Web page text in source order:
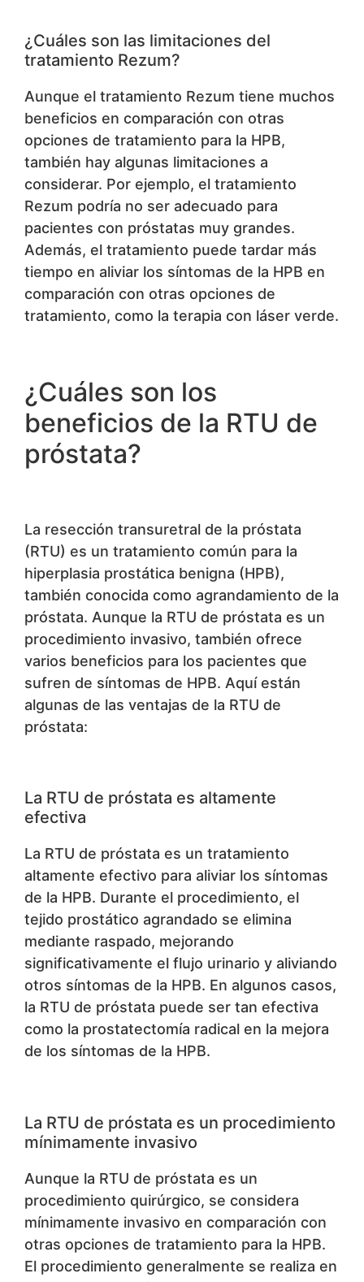
¿Cuáles son las limitaciones del
tratamiento Rezum?
Aunque el tratamiento Rezum tiene muchos
beneficios en comparación con otras
opciones de tratamiento para la HPB,
también hay algunas limitaciones a
considerar. Por ejemplo, el tratamiento
Rezum podría no ser adecuado para
pacientes con próstatas muy grandes.
Además, el tratamiento puede tardar más
tiempo en aliviar los síntomas de la HPB en
comparación con otras opciones de
tratamiento, como la terapia con láser verde.
¿Cuáles son los
beneficios de la RTU de
próstata?
La resección transuretral de la próstata
(RTU) es un tratamiento común para la
hiperplasia prostática benigna (HPB),
también conocida como agrandamiento de la
próstata. Aunque la RTU de próstata es un
procedimiento invasivo, también ofrece
varios beneficios para los pacientes que
sufren de síntomas de HPB. Aquí están
algunas de las ventajas de la RTU de
próstata:
La RTU de próstata es altamente
efectiva
La RTU de próstata es un tratamiento
altamente efectivo para aliviar los síntomas
de la HPB. Durante el procedimiento, el
tejido prostático agrandado se elimina
mediante raspado, mejorando
significativamente el flujo urinario y aliviando
otros síntomas de la HPB. En algunos casos,
la RTU de próstata puede ser tan efectiva
como la prostatectomía radical en la mejora
de los síntomas de la HPB.
La RTU de próstata es un procedimiento
mínimamente invasivo
Aunque la RTU de próstata es un
procedimiento quirúrgico, se considera
mínimamente invasivo en comparación con
otras opciones de tratamiento para la HPB.
El procedimiento generalmente se realiza en